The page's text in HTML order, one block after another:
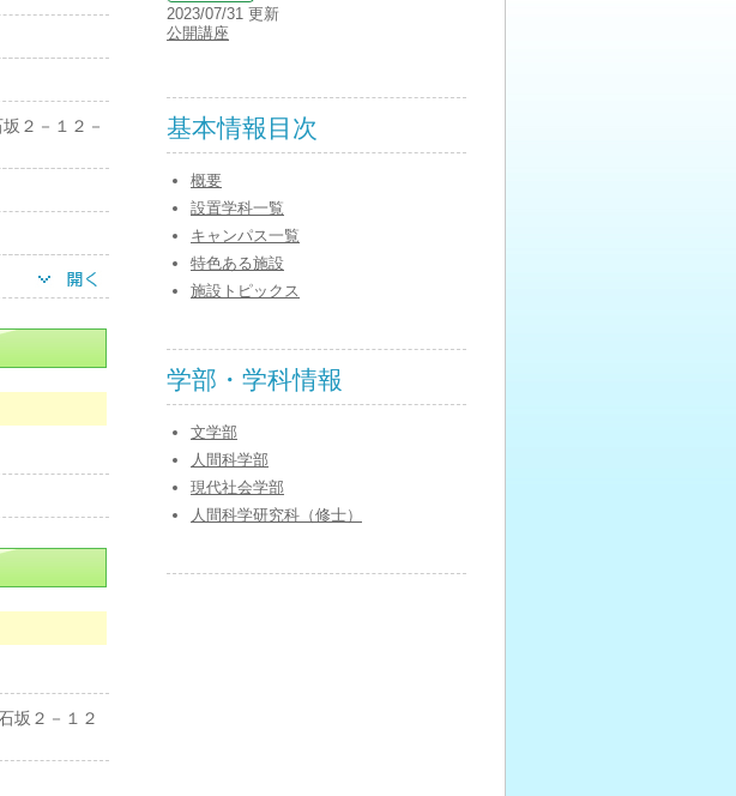
２－１２－
坂２－１２
2023/07/31 更新
公開講座
基本情報目次
概要
設置学科一覧
キャンパス一覧
特色ある施設
施設トピックス
学部・学科情報
文学部
人間科学部
現代社会学部
人間科学研究科（修士）